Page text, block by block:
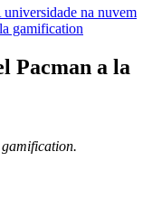
na nuvem
Pacman a la